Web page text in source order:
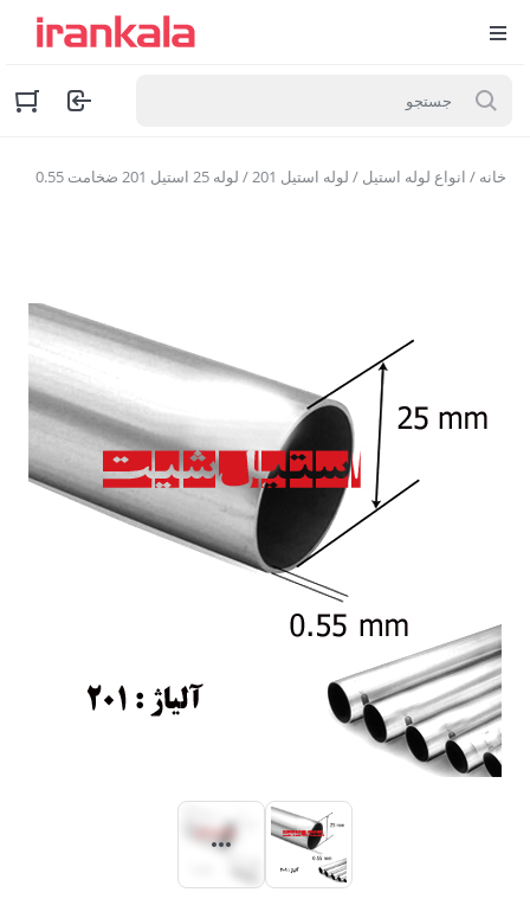
خانه / انواع لوله استیل / لوله استیل 201 / لوله 25 استیل 201 ضخامت 0.55